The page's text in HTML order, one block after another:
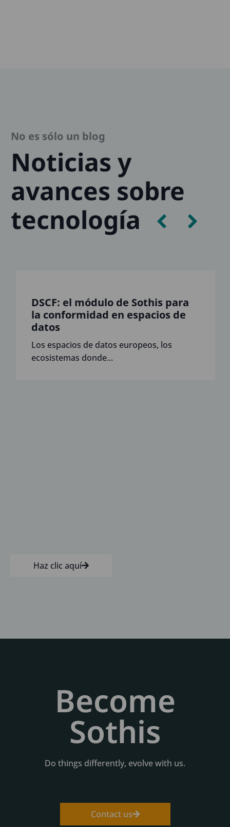
No es sólo un blog
Noticias y
avances sobre
tecnología
DSCF: el módulo de Sothis para
la conformidad en espacios de
datos
Los espacios de datos europeos, los
ecosistemas donde...
Haz clic aquí
Become
Sothis
Do things differently, evolve with us.
Contact us